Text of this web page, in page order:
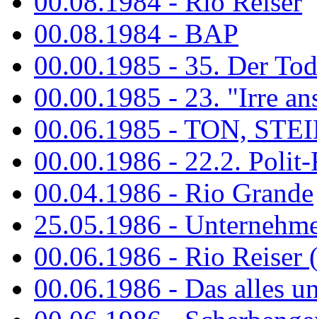
00.08.1984 - BAP
00.00.1985 - 35. Der
00.00.1985 - 23. "Irre
00.06.1985 - TON,
00.00.1986 - 22.2.
00.04.1986 - Rio Grande
25.05.1986 -
00.06.1986 - Rio Reiser
00.06.1986 - Das alles